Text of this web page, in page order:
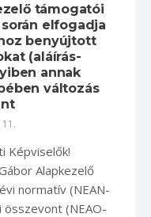
támogatói
elfogadja
benyújtott
(aláírás-
annak
változás
11.
Képviselők!
Alapkezelő
normatív (NEAN-
(NEAO-